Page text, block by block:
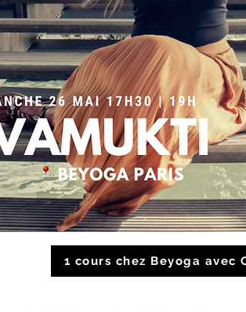
1 cours chez Beyoga avec